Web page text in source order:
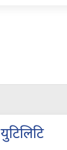
युटिलिटि